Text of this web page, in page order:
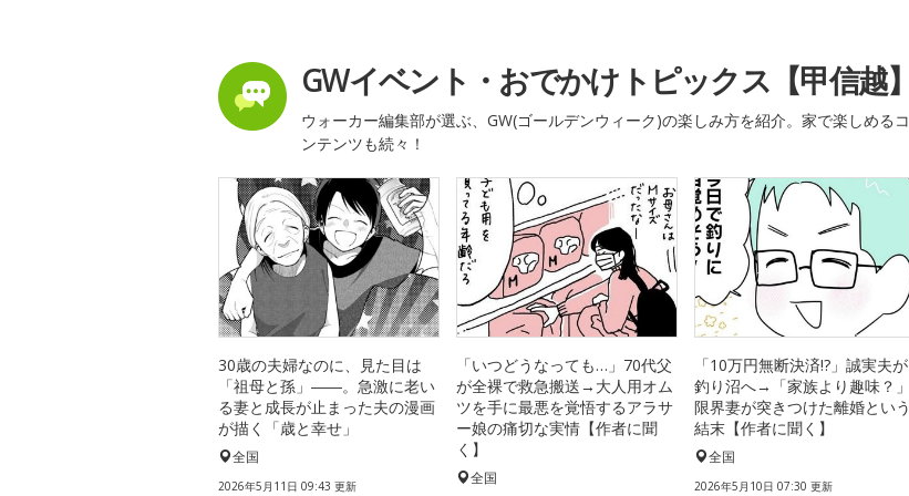
GWイベント・おでかけトピックス【甲信越】
ウォーカー編集部が選ぶ、GW(ゴールデンウィーク)の楽しみ方を紹介。家で楽しめるコ
ンテンツも続々！
30歳の夫婦なのに、見た目は
「祖母と孫」――。急激に老い
る妻と成長が止まった夫の漫画
が描く「歳と幸せ」
全国
2026年5月11日 09:43 更新
「いつどうなっても…」70代父
が全裸で救急搬送→大人用オム
ツを手に最悪を覚悟するアラサ
ー娘の痛切な実情【作者に聞
く】
全国
「10万円無断決済!?」誠実夫が
釣り沼へ→「家族より趣味？」
限界妻が突きつけた離婚という
結末【作者に聞く】
全国
2026年5月10日 07:30 更新